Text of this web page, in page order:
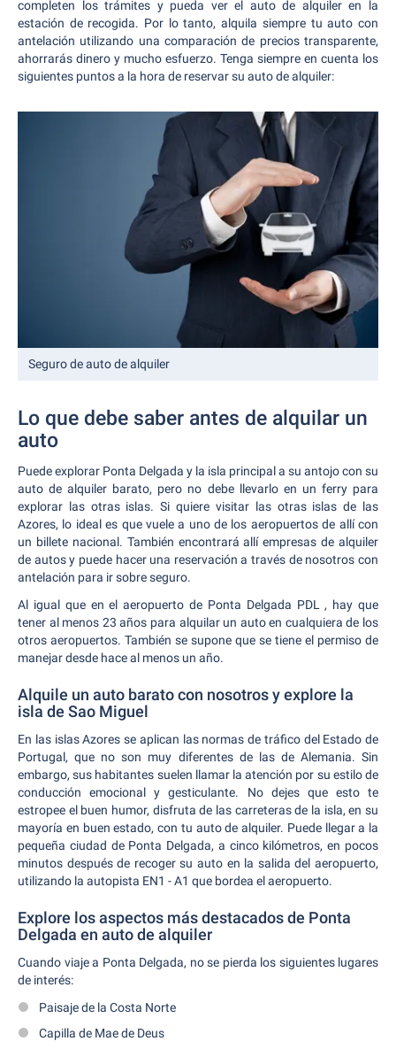
completen los trámites y pueda ver el auto de alquiler en la
estación de recogida. Por lo tanto, alquila siempre tu auto con
antelación utilizando una comparación de precios transparente,
ahorrarás dinero y mucho esfuerzo. Tenga siempre en cuenta los
siguientes puntos a la hora de reservar su auto de alquiler:
Seguro de auto de alquiler
Lo que debe saber antes de alquilar un
auto
Puede explorar Ponta Delgada y la isla principal a su antojo con su
auto de alquiler barato, pero no debe llevarlo en un ferry para
explorar las otras islas. Si quiere visitar las otras islas de las
Azores, lo ideal es que vuele a uno de los aeropuertos de allí con
un billete nacional. También encontrará allí empresas de alquiler
de autos y puede hacer una reservación a través de nosotros con
antelación para ir sobre seguro.
Al igual que en el aeropuerto de Ponta Delgada PDL , hay que
tener al menos 23 años para alquilar un auto en cualquiera de los
otros aeropuertos. También se supone que se tiene el permiso de
manejar desde hace al menos un año.
Alquile un auto barato con nosotros y explore la
isla de Sao Miguel
En las islas Azores se aplican las normas de tráfico del Estado de
Portugal, que no son muy diferentes de las de Alemania. Sin
embargo, sus habitantes suelen llamar la atención por su estilo de
conducción emocional y gesticulante. No dejes que esto te
estropee el buen humor, disfruta de las carreteras de la isla, en su
mayoría en buen estado, con tu auto de alquiler. Puede llegar a la
pequeña ciudad de Ponta Delgada, a cinco kilómetros, en pocos
minutos después de recoger su auto en la salida del aeropuerto,
utilizando la autopista EN1 - A1 que bordea el aeropuerto.
Explore los aspectos más destacados de Ponta
Delgada en auto de alquiler
Cuando viaje a Ponta Delgada, no se pierda los siguientes lugares
de interés:
Paisaje de la Costa Norte
Capilla de Mae de Deus